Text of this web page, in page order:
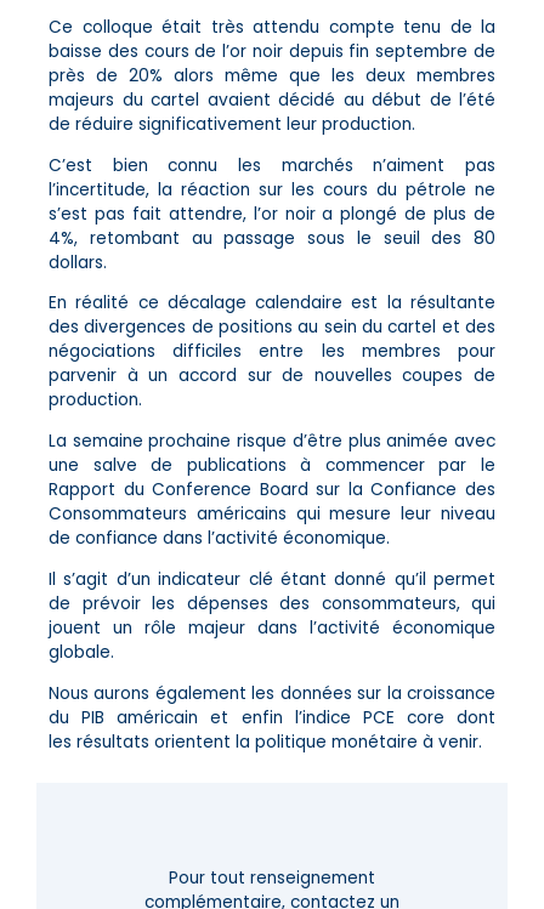
Ce colloque était très attendu compte tenu de la
baisse des cours de l’or noir depuis fin septembre de
près de 20% alors même que les deux membres
majeurs du cartel avaient décidé au début de l’été
de réduire significativement leur production.
C’est bien connu les marchés n’aiment pas
l’incertitude, la réaction sur les cours du pétrole ne
s’est pas fait attendre, l’or noir a plongé de plus de
4%, retombant au passage sous le seuil des 80
dollars.
En réalité ce décalage calendaire est la résultante
des divergences de positions au sein du cartel et des
négociations difficiles entre les membres pour
parvenir à un accord sur de nouvelles coupes de
production.
La semaine prochaine risque d’être plus animée avec
une salve de publications à commencer par le
Rapport du Conference Board sur la Confiance des
Consommateurs américains qui mesure leur niveau
de confiance dans l’activité économique.
Il s’agit d’un indicateur clé étant donné qu’il permet
de prévoir les dépenses des consommateurs, qui
jouent un rôle majeur dans l’activité économique
globale.
Nous aurons également les données sur la croissance
du PIB américain et enfin l’indice PCE core dont
les résultats orientent la politique monétaire à venir.
Pour tout renseignement
complémentaire, contactez un